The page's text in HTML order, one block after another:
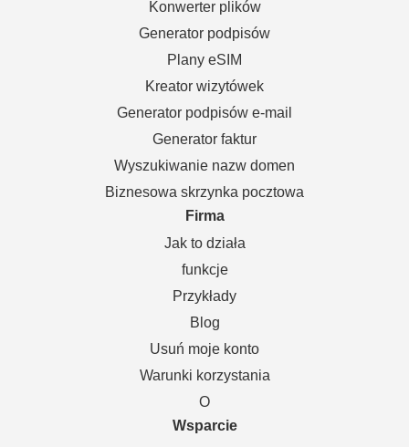
Konwerter plików
Generator podpisów
Plany eSIM
Kreator wizytówek
Generator podpisów e-mail
Generator faktur
Wyszukiwanie nazw domen
Biznesowa skrzynka pocztowa
Firma
Jak to działa
funkcje
Przykłady
Blog
Usuń moje konto
Warunki korzystania
O
Wsparcie